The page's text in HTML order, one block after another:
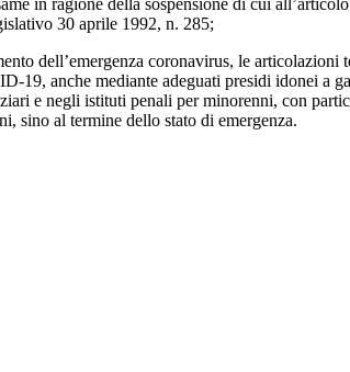
30 aprile 1992, n. 285;
dell’emergenza coronavirus, le
anche mediante adeguati presidi idonei a
e negli istituti penali per minorenni, con
sino al termine dello stato di emergenza.